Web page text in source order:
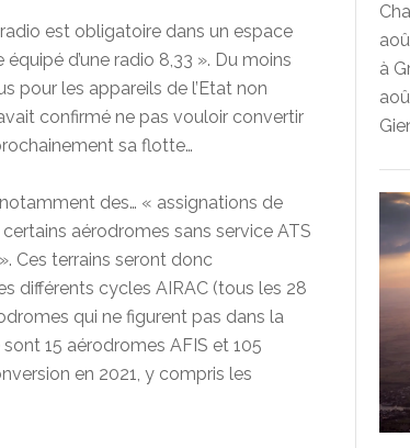
radio est obligatoire dans un espace
d’une radio 8,33 ». Du moins
pour les appareils de l’Etat non
confirmé ne pas vouloir convertir
sa flotte…
des… « assignations de
aérodromes sans service ATS
Ces terrains seront donc
différents cycles AIRAC (tous les 28
qui ne figurent pas dans la
15 aérodromes AFIS et 105
en 2021, y compris les
à